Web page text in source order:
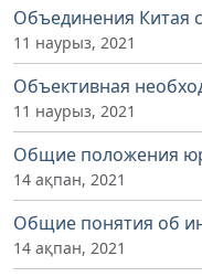
Объединения Китая
11 наурыз, 2021
Объективная
11 наурыз, 2021
Общие положения
14 ақпан, 2021
Общие понятия об
14 ақпан, 2021